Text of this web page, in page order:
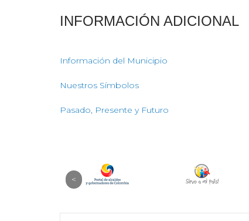
INFOR​MACIÓN ADICIONAL
Información del Municipio​
Nuestros Símbolos
Pasado, Presente y Futuro​​​​​